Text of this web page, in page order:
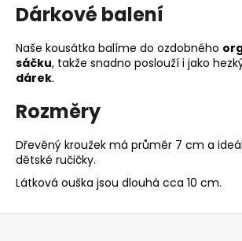
Dárkové balení
Naše kousátka balíme do ozdobného
sáčku, takže snadno poslouží i jako
dárek.
Rozměry
Dřevěný kroužek má průměr 7 cm a
dětské ručičky.
Látková ouška jsou dlouhá cca 10 cm.
Z